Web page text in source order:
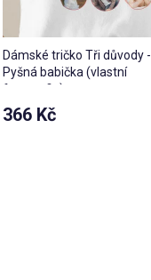
Dámské tričko Tři důvody -
Pyšná babička (vlastní
fotografie)
366 Kč